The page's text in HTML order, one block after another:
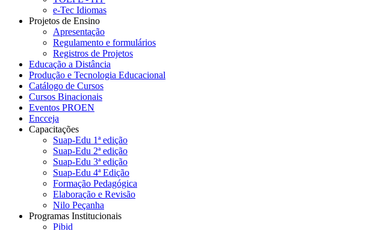
e-Tec Idiomas
Projetos de Ensino
Apresentação
Regulamento e formulários
Registros de Projetos
Educação a Distância
Produção e Tecnologia Educacional
Catálogo de Cursos
Cursos Binacionais
Eventos PROEN
Encceja
Capacitações
Suap-Edu 1ª edição
Suap-Edu 2ª edição
Suap-Edu 3ª edição
Suap-Edu 4ª Edição
Formação Pedagógica
Elaboração e Revisão
Nilo Peçanha
Programas Institucionais
Pibid